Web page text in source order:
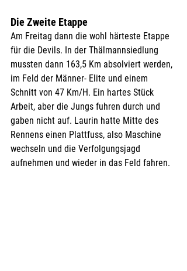
Die Zweite Etappe
Am Freitag dann die wohl härteste Etappe
für die Devils. In der Thälmannsiedlung
mussten dann 163,5 Km absolviert werden,
im Feld der Männer- Elite und einem
Schnitt von 47 Km/H. Ein hartes Stück
Arbeit, aber die Jungs fuhren durch und
gaben nicht auf. Laurin hatte Mitte des
Rennens einen Plattfuss, also Maschine
wechseln und die Verfolgungsjagd
aufnehmen und wieder in das Feld fahren.